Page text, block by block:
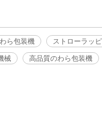
わら包装機
ストローラッ
械
高品質のわら包装機